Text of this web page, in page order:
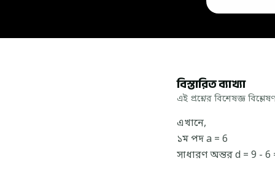
বিস্তারিত ব্যাখ্যা
এই প্রশ্নের বিশেষজ্ঞ
এখানে,
১ম পদ a = 6
সাধারণ অন্তর d = 9 - 6